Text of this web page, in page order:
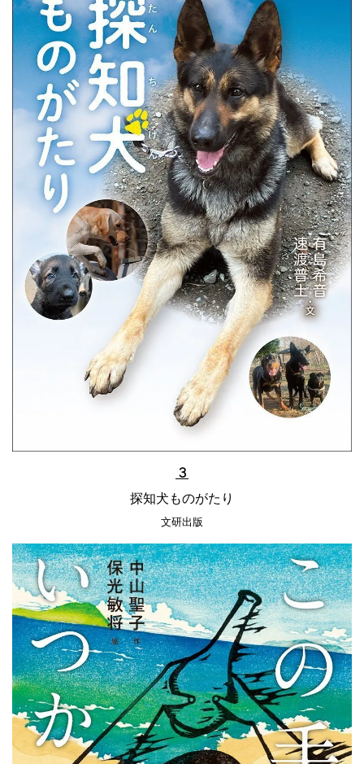
３
探知犬ものがたり
文研出版